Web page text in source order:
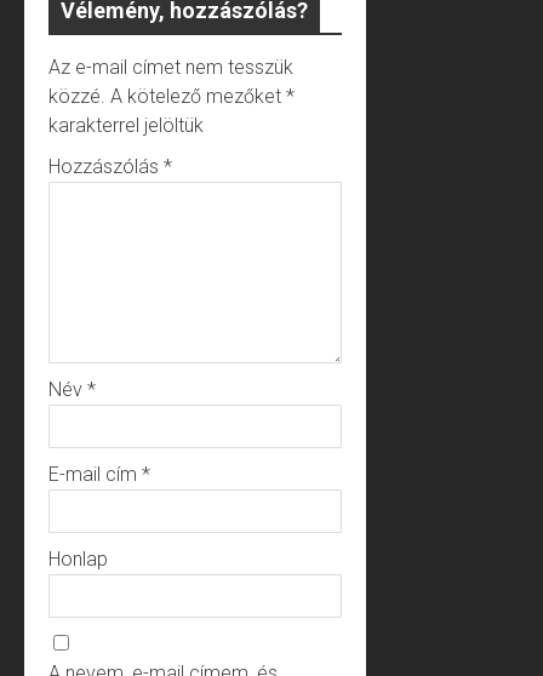
Vélemény, hozzászólás?
Az e-mail címet nem tesszük
közzé. A kötelező mezőket *
karakterrel jelöltük
Hozzászólás *
Név *
E-mail cím *
Honlap